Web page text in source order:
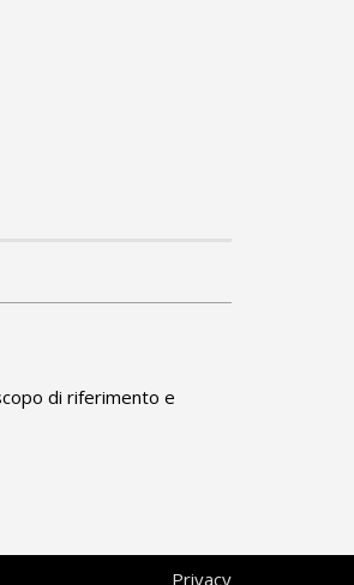
di riferimento e
Privacy